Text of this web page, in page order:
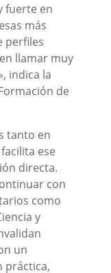
fuerte en
más
perfiles
llamar muy
indica la
de
tanto en
ese
directa.
con
como
y
un
práctica,